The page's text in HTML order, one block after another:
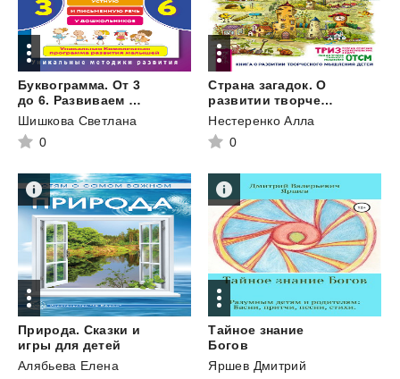
Буквограмма. От 3
до 6. Развиваем устную и письменную речь у дошкольников. Уникальная комплексная программа развития малышей
Шишкова Светлана
0
Страна загадок. О
развитии творческого мышления детей. ТРИЗ-ОТСМ
Нестеренко Алла
0
Природа. Сказки и
игры для детей
Алябьева Елена
Тайное знание
Богов
Яршев Дмитрий